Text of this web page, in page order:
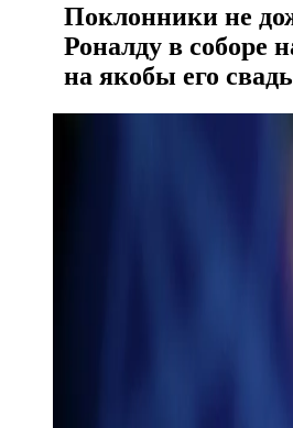
Поклонники не
Роналду в соборе
на якобы его